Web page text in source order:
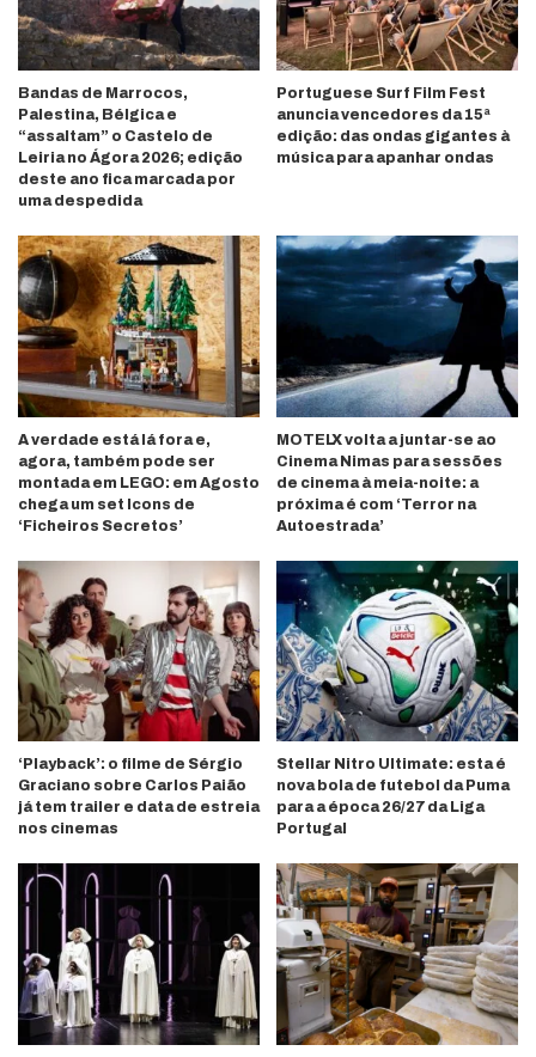
Bandas de Marrocos,
Palestina, Bélgica e
“assaltam” o Castelo de
Leiria no Ágora 2026; edição
deste ano fica marcada por
uma despedida
Portuguese Surf Film Fest
anuncia vencedores da 15ª
edição: das ondas gigantes à
música para apanhar ondas
A verdade está lá fora e,
agora, também pode ser
montada em LEGO: em Agosto
chega um set Icons de
‘Ficheiros Secretos’
MOTELX volta a juntar-se ao
Cinema Nimas para sessões
de cinema à meia-noite: a
próxima é com ‘Terror na
Autoestrada’
‘Playback’: o filme de Sérgio
Graciano sobre Carlos Paião
já tem trailer e data de estreia
nos cinemas
Stellar Nitro Ultimate: esta é
nova bola de futebol da Puma
para a época 26/27 da Liga
Portugal